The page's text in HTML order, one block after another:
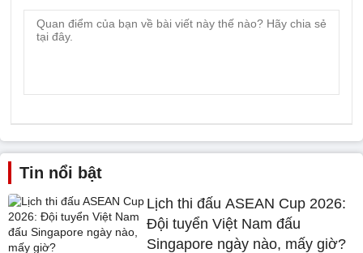
Tin nổi bật
Lịch thi đấu ASEAN Cup 2026:
Đội tuyển Việt Nam đấu
Singapore ngày nào, mấy giờ?